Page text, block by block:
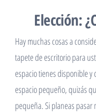
Elección:
Hay muchas cosas a
tapete de escritorio para
espacio tienes disponible y
espacio pequeño, quizás
pequeña. Si planeas